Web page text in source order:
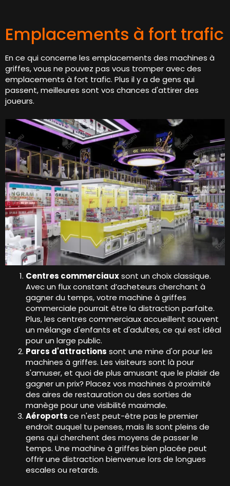
Emplacements à fort trafic
En ce qui concerne les emplacements des machines à
griffes, vous ne pouvez pas vous tromper avec des
emplacements à fort trafic. Plus il y a de gens qui
passent, meilleures sont vos chances d'attirer des
joueurs.
Centres commerciauxsont un choix classique.
Avec un flux constant d’acheteurs cherchant à
gagner du temps, votre machine à griffes
commerciale pourrait être la distraction parfaite.
Plus, les centres commerciaux accueillent souvent
un mélange d'enfants et d'adultes, ce qui est idéal
pour un large public.
Parcs d'attractions sont une mine d'or pour les
machines à griffes. Les visiteurs sont là pour
s'amuser, et quoi de plus amusant que le plaisir de
gagner un prix? Placez vos machines à proximité
des aires de restauration ou des sorties de
manège pour une visibilité maximale.
Aéroportsce n'est peut-être pas le premier
endroit auquel tu penses, mais ils sont pleins de
gens qui cherchent des moyens de passer le
temps. Une machine à griffes bien placée peut
offrir une distraction bienvenue lors de longues
escales ou retards.